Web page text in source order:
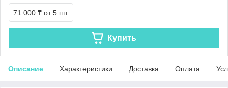
71 000 ₸ от 5 шт.
Купить
Описание Характеристики Доставка Оплата